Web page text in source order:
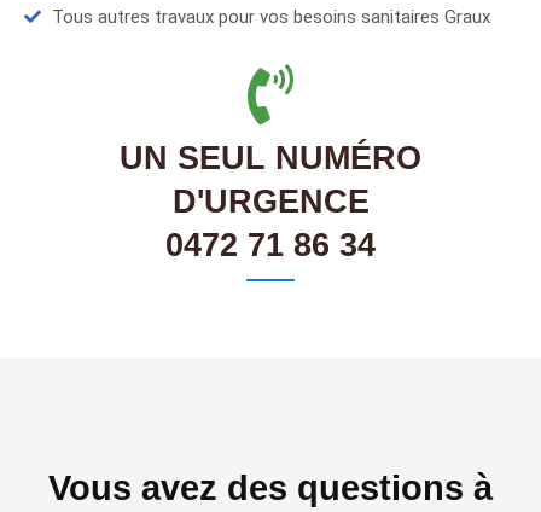
Tous autres travaux pour vos besoins sanitaires Graux
UN SEUL NUMÉRO
D'URGENCE
0472 71 86 34
Vous avez des questions à